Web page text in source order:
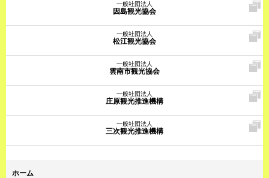
一般社団法人
因島観光協会
一般社団法人
松江観光協会
一般社団法人
雲南市観光協会
一般社団法人
庄原観光推進機構
一般社団法人
三次観光推進機構
ホーム